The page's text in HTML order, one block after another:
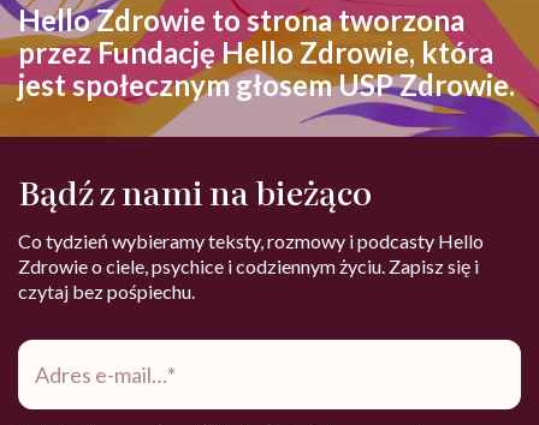
Hello Zdrowie to strona tworzona
przez Fundację Hello Zdrowie, która
jest społecznym głosem USP Zdrowie.
Bądź z nami na bieżąco
Co tydzień wybieramy teksty, rozmowy i podcasty Hello
Zdrowie o ciele, psychice i codziennym życiu. Zapisz się i
czytaj bez pośpiechu.
Adres
mail*